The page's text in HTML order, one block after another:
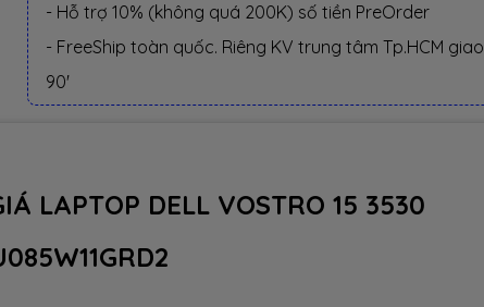
- Hỗ trợ 10% (không quá 200K) số tiền PreOrder
- FreeShip toàn quốc. Riêng KV trung tâm Tp.HCM giao
90'
LAPTOP DELL VOSTRO 15 3530